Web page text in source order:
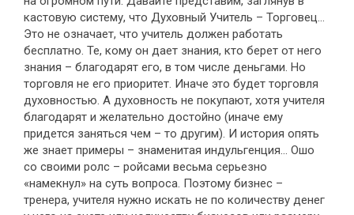
кастовую систему, что Духовный Учитель – Торговец…
Это не означает, что учитель должен работать
бесплатно. Те, кому он дает знания, кто берет от него
знания – благодарят его, в том числе деньгами. Но
торговля не его приоритет. Иначе это будет торговля
духовностью. А духовность не покупают, хотя учителя
благодарят и желательно достойно (иначе ему
придется заняться чем – то другим). И история опять
же знает примеры – знаменитая индульгенция… Ошо
со своими ролс – ройсами весьма серьезно
«намекнул» на суть вопроса. Поэтому бизнес –
тренера, учителя нужно искать не по количеству денег